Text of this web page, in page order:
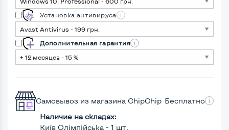
Установка антивируса
Дополнительная гарантия
Самовывоз из магазина ChipChip Бесплатно
Наличие на складах:
Київ Олімпійська - 1 шт.